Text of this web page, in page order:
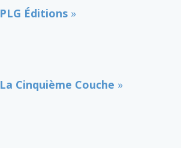
PLG Éditions»
La Cinquième Couche »